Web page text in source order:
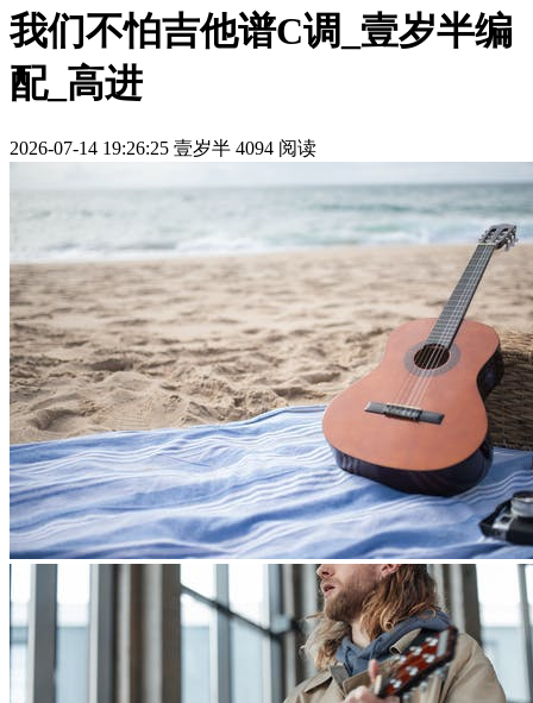
我们不怕吉他谱C调_壹岁半编
配_高进
2026-07-14 19:26:25 壹岁半 4094 阅读